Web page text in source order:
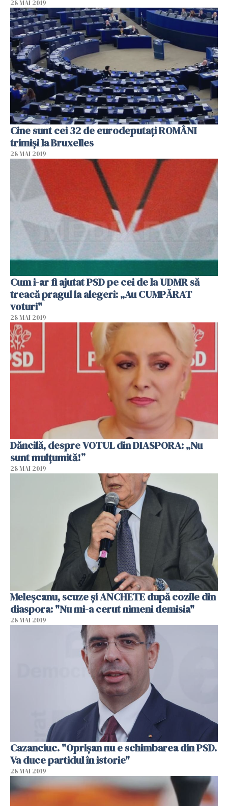
28 MAI 2019
Cine sunt cei 32 de eurodeputați ROMÂNI
trimiși la Bruxelles
28 MAI 2019
Cum i-ar fi ajutat PSD pe cei de la UDMR să
treacă pragul la alegeri: „Au CUMPĂRAT
voturi"
28 MAI 2019
Dăncilă, despre VOTUL din DIASPORA: „Nu
sunt mulțumită!”
28 MAI 2019
Meleşcanu, scuze şi ANCHETE după cozile din
diaspora: "Nu mi-a cerut nimeni demisia"
28 MAI 2019
Cazanciuc. "Oprişan nu e schimbarea din PSD.
Va duce partidul în istorie"
28 MAI 2019